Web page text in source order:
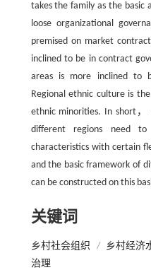
takes the family as the
loose organizational
premised on market
inclined to be in contract
areas is more inclined to
Regional ethnic culture is
ethnic minorities. In short，
different regions need
characteristics with certain
and the basic framework of
can be constructed on this
关键词
乡村社会组织 / 乡村经济
治理